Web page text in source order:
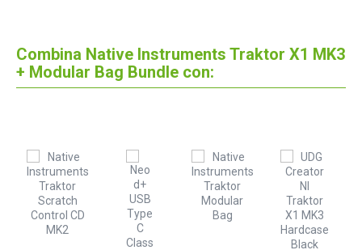
Combina Native Instruments Traktor X1 MK3
+ Modular Bag Bundle con: